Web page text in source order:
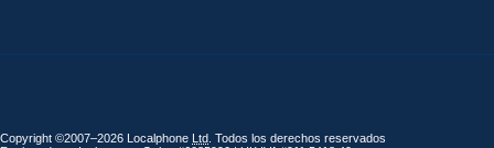
Copyright ©2007–2026 Localphone Ltd . Todos los derechos reservados